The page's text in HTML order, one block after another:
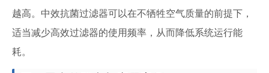
越高。中效抗菌过滤器可以在不牺牲空气质量的前提下，
适当减少高效过滤器的使用频率，从而降低系统运行能
耗。